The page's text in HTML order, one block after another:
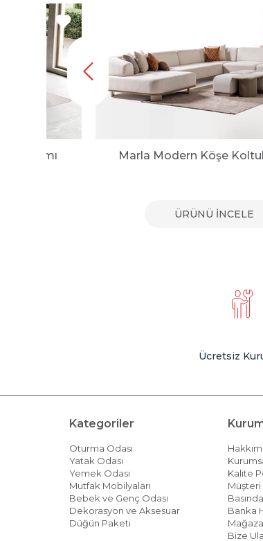
Takımı Marla Modern Köşe
ÜRÜNÜ İNCELE
Ücretsiz
Kategoriler
Oturma Odası
Yatak Odası
Yemek Odası
Mutfak Mobilyaları
Bebek ve Genç Odası
Dekorasyon ve Aksesuar
Düğün Paketi
Kalite
Müşteri
Banka
Bize